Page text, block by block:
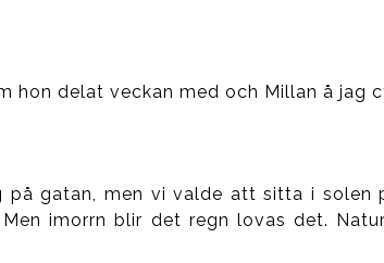
delat veckan med och Millan å jag
gatan, men vi valde att sitta i
imorrn blir det regn lovas det.